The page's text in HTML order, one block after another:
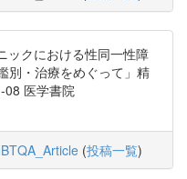
ックにおける性同一性障
別・治療をめぐって」精
08 医学書院
(投稿一覧)